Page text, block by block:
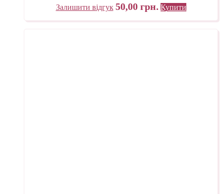
Залишити відгук 50,00 грн. Купити